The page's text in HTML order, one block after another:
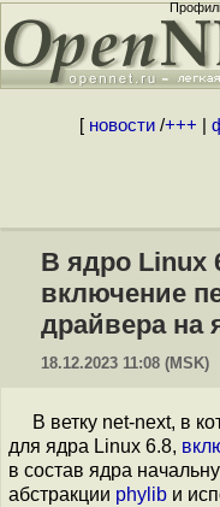
[ новости/+++
В ядро Linux
включение
драйвера на
18.12.2023 11:08 (MSK)
В ветку net-next, в
для ядра Linux 6.8,
в состав ядра
абстракции phylib и